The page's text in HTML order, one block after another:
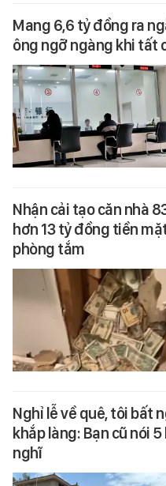
Mang 6,6 tỷ đồng ra
ông ngỡ ngàng khi tất
Nhận cải tạo căn nhà
hơn 13 tỷ đồng tiền
phòng tắm
Nghỉ lễ về quê, tôi bất
khắp làng: Bạn cũ nói
nghĩ